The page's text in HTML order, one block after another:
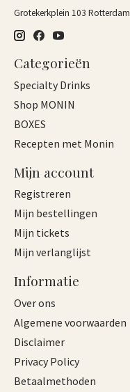
Grotekerkplein 103 Rotterdam
Categorieën
Specialty Drinks
Shop MONIN
BOXES
Recepten met Monin
Mijn account
Registreren
Mijn bestellingen
Mijn tickets
Mijn verlanglijst
Informatie
Over ons
Algemene voorwaarden
Disclaimer
Privacy Policy
Betaalmethoden